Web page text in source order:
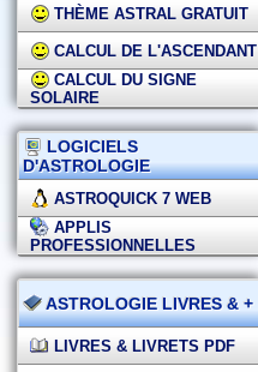
THÈME ASTRAL GRATUIT
CALCUL DE L'ASCENDANT
CALCUL DU SIGNE
SOLAIRE
LOGICIELS
D'ASTROLOGIE
ASTROQUICK 7 WEB
APPLIS
PROFESSIONNELLES
ASTROLOGIE LIVRES & +
LIVRES & LIVRETS PDF